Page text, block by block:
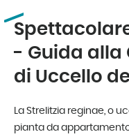
- Guida alla
di Uccello
La Strelitzia reginae, o
pianta da